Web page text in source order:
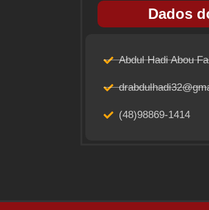
Dados
Abdul Hadi Abou
(48)98869-1414